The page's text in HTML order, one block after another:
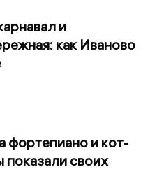
и
как Иваново
фортепиано и кот-
показали своих